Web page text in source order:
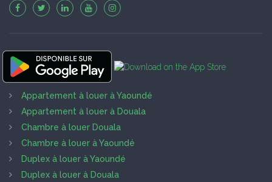
Appartement à louer à Yaoundé
Appartement à louer à Douala
Chambre à louer Douala
Chambre à louer à Yaoundé
Duplex à louer à Yaoundé
Duplex à louer à Douala